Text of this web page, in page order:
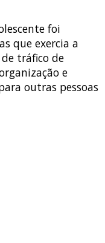
foi
que exercia a
tráfico de
e
outras pessoas